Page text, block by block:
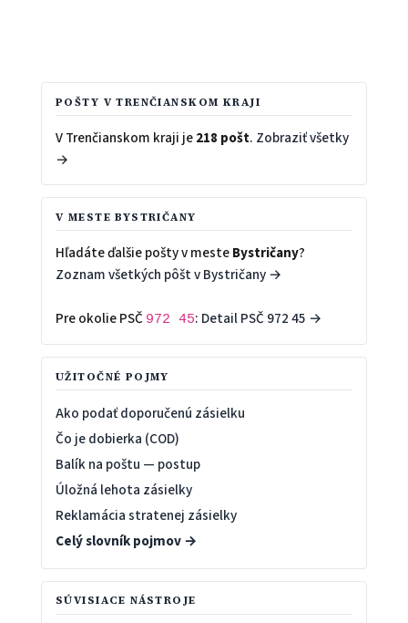
POŠTY V TRENČIANSKOM KRAJI
V Trenčianskom kraji je218 pošt. Zobraziť všetky
→
V MESTE BYSTRIČANY
Hľadáte ďalšie pošty v mesteBystričany?
Zoznam všetkých pôšt v Bystričany →
Pre okolie PSČ 972 45: Detail PSČ 972 45 →
UŽITOČNÉ POJMY
Ako podať doporučenú zásielku
Čo je dobierka (COD)
Balík na poštu — postup
Úložná lehota zásielky
Reklamácia stratenej zásielky
Celý slovník pojmov →
SÚVISIACE NÁSTROJE